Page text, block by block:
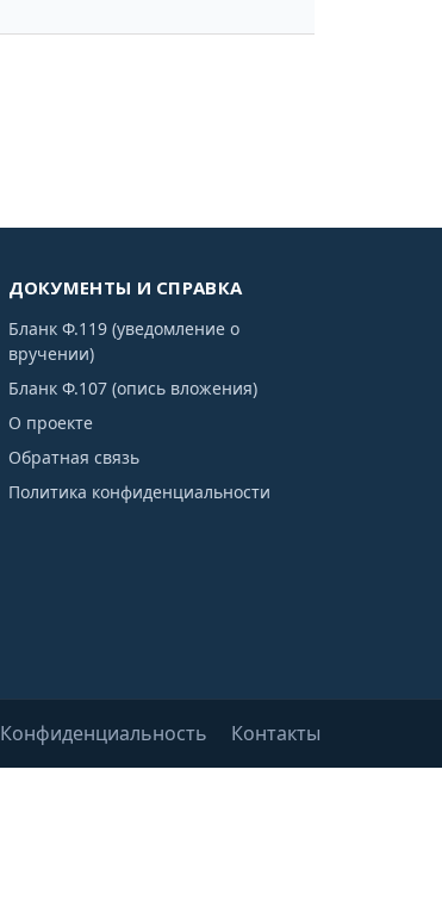
ДОКУМЕНТЫ И СПРАВКА
Бланк Ф.119 (уведомление о
вручении)
Бланк Ф.107 (опись вложения)
О проекте
Обратная связь
Политика конфиденциальности
Конфиденциальность Контакты